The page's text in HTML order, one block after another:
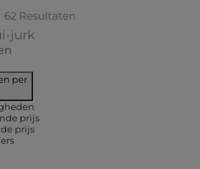
62 Resultaten
jurk
per
prijs
prijs